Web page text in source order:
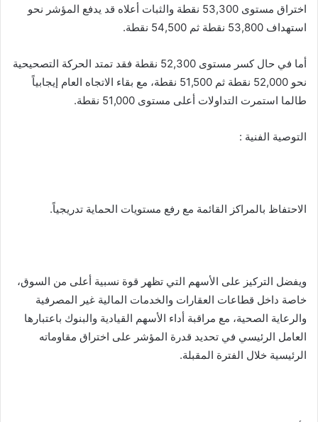
اختراق مستوى 53,300 نقطة والثبات أعلاه قد يدفع المؤشر نحو
استهداف 53,800 نقطة ثم 54,500 نقطة.
أما في حال كسر مستوى 52,300 نقطة فقد تمتد الحركة التصحيحية
نحو 52,000 نقطة ثم 51,500 نقطة، مع بقاء الاتجاه العام إيجابياً
طالما استمرت التداولات أعلى مستوى 51,000 نقطة.
التوصية الفنية :
الاحتفاظ بالمراكز القائمة مع رفع مستويات الحماية تدريجياً.
ويفضل التركيز على الأسهم التي تظهر قوة نسبية أعلى من السوق،
خاصة داخل قطاعات العقارات والخدمات المالية غير المصرفية
والرعاية الصحية، مع مراقبة أداء الأسهم القيادية والبنوك باعتبارها
العامل الرئيسي في تحديد قدرة المؤشر على اختراق مقاوماته
الرئيسية خلال الفترة المقبلة.